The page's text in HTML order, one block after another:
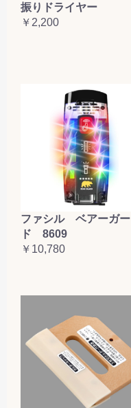
振りドライヤー
￥2,200
ファシル ベアーガー
ド 8609
￥10,780